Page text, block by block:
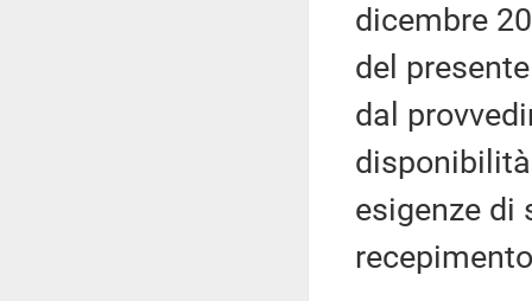
dicembre
del
dal
esigenze di